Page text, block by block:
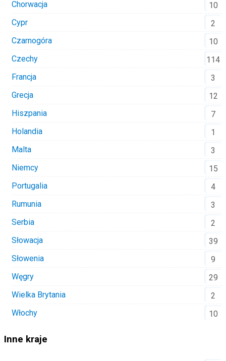
Chorwacja
10
Cypr
2
Czarnogóra
10
Czechy
114
Francja
3
Grecja
12
Hiszpania
7
Holandia
1
Malta
3
Niemcy
15
Portugalia
4
Rumunia
3
Serbia
2
Słowacja
39
Słowenia
9
Węgry
29
Wielka Brytania
2
Włochy
10
Inne kraje